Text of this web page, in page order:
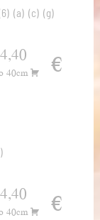
6 a c g
40cm €
40cm €